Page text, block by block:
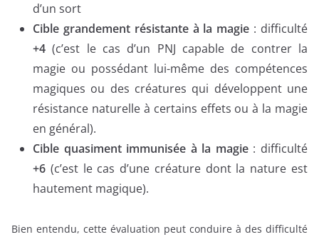
d’un sort
Cible grandement résistante à la magie : difficulté
+4 (c’est le cas d’un PNJ capable de contrer la
magie ou possédant lui-même des compétences
magiques ou des créatures qui développent une
résistance naturelle à certains effets ou à la magie
en général).
Cible quasiment immunisée à la magie: difficulté
+6 (c’est le cas d’une créature dont la nature est
hautement magique).
Bien entendu, cette évaluation peut conduire à des difficulté